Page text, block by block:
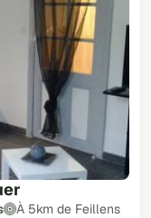
À 5km de Feillens